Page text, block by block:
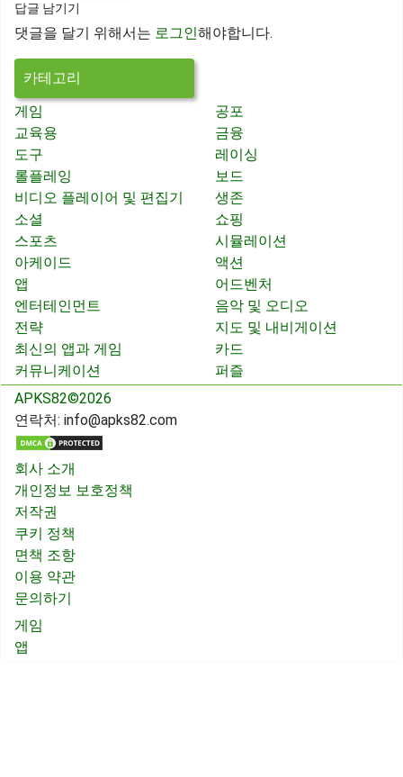
답글 남기기
댓글을 달기 위해서는 로그인해야합니다.
카테고리
게임
공포
교육용
금융
도구
레이싱
롤플레잉
보드
비디오 플레이어 및 편집기
생존
소셜
쇼핑
스포츠
시뮬레이션
아케이드
액션
앱
어드벤처
엔터테인먼트
음악 및 오디오
전략
지도 및 내비게이션
최신의 앱과 게임
카드
커뮤니케이션
퍼즐
APKS82©2026
연락처: info@apks82.com
회사 소개
개인정보 보호정책
저작권
쿠키 정책
면책 조항
이용 약관
문의하기
게임
앱